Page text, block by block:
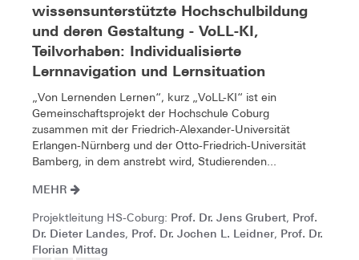
wissensunterstützte Hochschulbildung
und deren Gestaltung - VoLL-KI,
Teilvorhaben: Individualisierte
Lernnavigation und Lernsituation
„Von Lernenden Lernen“, kurz „VoLL-KI“ ist ein
Gemeinschaftsprojekt der Hochschule Coburg
zusammen mit der Friedrich-Alexander-Universität
Erlangen-Nürnberg und der Otto-Friedrich-Universität
Bamberg, in dem anstrebt wird, Studierenden...
MEHR
Projektleitung HS-Coburg: Prof. Dr. Jens Grubert, Prof.
Dr. Dieter Landes, Prof. Dr. Jochen L. Leidner, Prof. Dr.
Florian Mittag